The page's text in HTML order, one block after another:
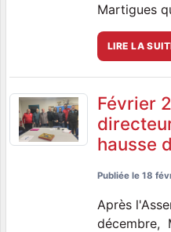
Martigues
LIRE LA
Février
hausse
Publiée le 18
Après
décembre,